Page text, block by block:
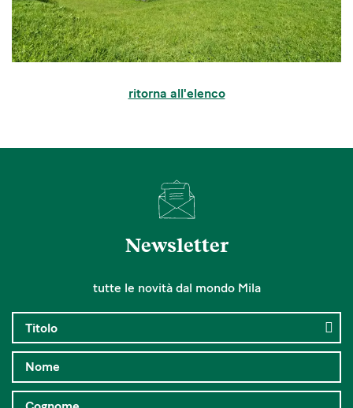
ritorna all'elenco
Newsletter
tutte le novità dal mondo Mila